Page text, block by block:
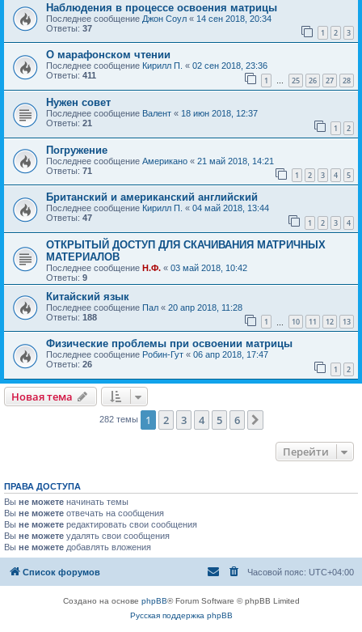
Наблюдения в процессе освоения матрицы
Последнее сообщение Джон Соул « 14 сен 2018, 20:34
Ответы: 37 1 2 3
О марафонском чтении
Последнее сообщение Кирилл П. « 02 сен 2018, 23:36
Ответы: 411 1 … 25 26 27 28
Нужен совет
Последнее сообщение Валент « 18 июн 2018, 12:37
Ответы: 21 1 2
Погружение
Последнее сообщение Американо « 21 май 2018, 14:21
Ответы: 71 1 2 3 4 5
Британский и американский английский
Последнее сообщение Кирилл П. « 04 май 2018, 13:44
Ответы: 47 1 2 3 4
ОТКРЫТЫЙ ДОСТУП ДЛЯ СКАЧИВАНИЯ МАТРИЧНЫХ
МАТЕРИАЛОВ
Последнее сообщение Н.Ф. « 03 май 2018, 10:42
Ответы: 9
Китайский язык
Последнее сообщение Пал « 20 апр 2018, 11:28
Ответы: 188 1 10 11 12 13
Физические проблемы при освоении матрицы
Последнее сообщение Робин-Гут « 06 апр 2018, 17:47
Ответы: 26 1 2
Новая тема
282 темы 1 2 3 4 5 6
Перейти
ПРАВА ДОСТУПА
Вы не можете начинать темы
Вы не можете отвечать на сообщения
Вы не можете редактировать свои сообщения
Вы не можете удалять свои сообщения
Вы не можете добавлять вложения
Список форумов Часовой пояс: UTC+04:00
Создано на основе phpBB® Forum Software © phpBB Limited
Русская поддержка phpBB